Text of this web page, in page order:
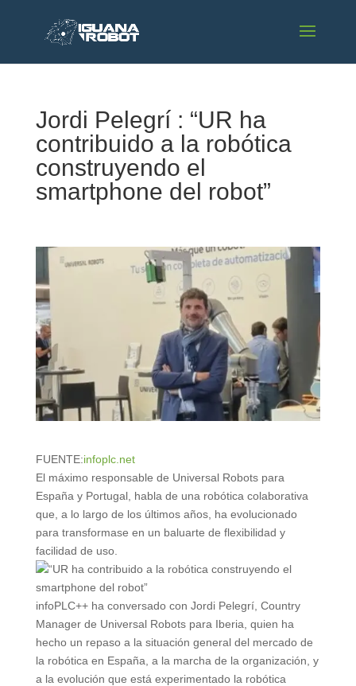
Jordi Pelegrí : “UR ha
contribuido a la robótica
construyendo el
smartphone del robot”
FUENTE:infoplc.net
El máximo responsable de Universal Robots para
España y Portugal, habla de una robótica colaborativa
que, a lo largo de los últimos años, ha evolucionado
para transformase en un baluarte de flexibilidad y
facilidad de uso.
infoPLC++ ha conversado con Jordi Pelegrí, Country
Manager de Universal Robots para Iberia, quien ha
hecho un repaso a la situación general del mercado de
la robótica en España, a la marcha de la organización, y
a la evolución que está experimentado la robótica